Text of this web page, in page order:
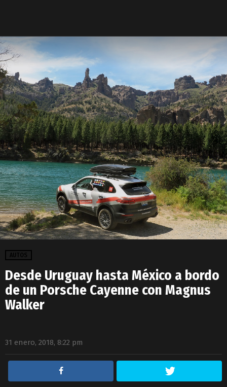
AUTOS
Desde Uruguay hasta México a bordo
de un Porsche Cayenne con Magnus
Walker
31 enero, 2018, 8:22 pm